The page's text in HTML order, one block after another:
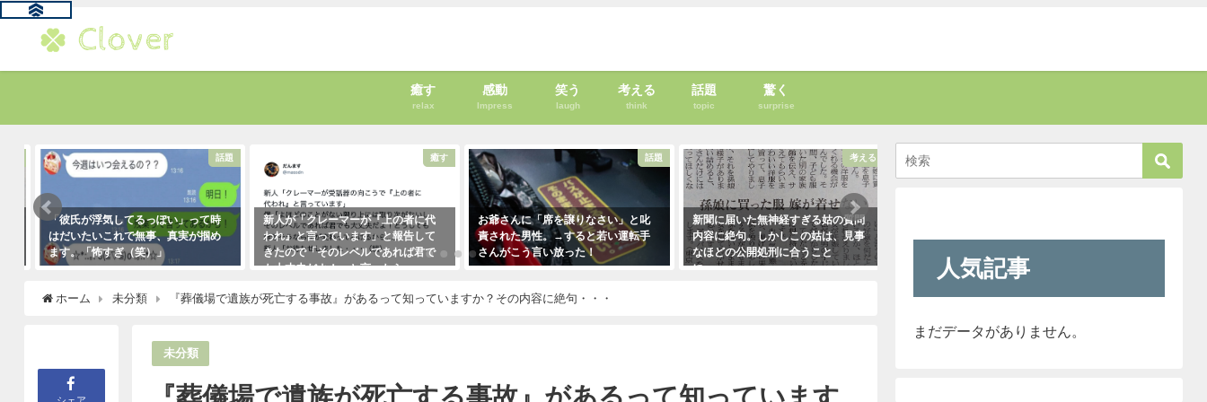
癒す
relax
感動
Impress
笑う
laugh
考える
think
話題
topic
驚く
surprise
話題
「彼氏が浮気してるっぽい」って時
はだいたいこれで無事、真実が掴め
ます。「怖すぎ（笑）」
癒す
新人が「クレーマーが『上の者に代
われ』と言っています」と報告して
きたので「そのレベルであれば君で
も大丈夫だよ！」と言ったら・・・
（笑）
話題
お爺さんに「席を譲りなさい」と叱
責された男性。→すると若い運転手
さんがこう言い放った！
考える
新聞に届いた無神経すぎる姑の質問
内容に絶句。しかしこの姑は、見事
なほどの公開処刑に合うこと
に・・・
2021年1月29日
（笑）
ホーム 未分類 『葬儀場で遺族が死亡する事故』があるって知っていますか？その内容に絶句・・・
未分類
『葬儀場で遺族が死亡する事故』があるって知っています
人気記事
まだデータがありません。